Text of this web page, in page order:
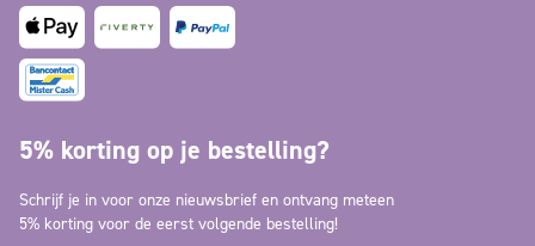
5% korting op je bestelling?
Schrijf je in voor onze nieuwsbrief en ontvang meteen
5% korting voor de eerst volgende bestelling!